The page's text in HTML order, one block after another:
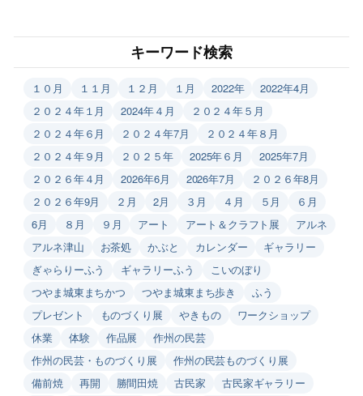
キーワード検索
１０月 １１月 １２月 １月 2022年
2022年4月
２０２４年１月
2024年４月
２０２４年５月
２０２４年６月
２０２４年7月
２０２４年８月
２０２４年９月
２０２５年 2025年６月
2025年7月
２０２６年４月
2026年6月 2026年7月
２０２６年8月
２０２６年9月
２月 2月 ３月 ４月 ５月
６月
6月
８月 ９月 アート アート＆クラフト展
アルネ
アルネ津山
お茶処 かぶと カレンダー
ギャラリー
ぎゃらりーふう
ギャラリーふう
こいのぼり
つやま城東まちかつ
つやま城東まち歩き
ふう
プレゼント
ものづくり展 やきもの
ワークショップ
休業
体験 作品展
作州の民芸
作州の民芸・ものづくり展
作州の民芸ものづくり展
備前焼
再開 勝間田焼 古民家
古民家ギャラリー